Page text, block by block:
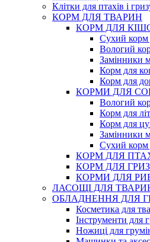
Клітки для птахів і
КОРМ ДЛЯ ТВАРИН
КОРМ ДЛЯ
Сухий корм
Вологий
Замінники
Корм для
Корм для
КОРМИ ДЛЯ
Вологий
Корм для
Корм для
Замінники
Сухий корм
КОРМ ДЛЯ
КОРМ ДЛЯ
КОРМИ ДЛЯ
ЛАСОЩІ ДЛЯ
ОБЛАДНЕННЯ ДЛЯ
Косметика для
Інструменти для
Ножиці для